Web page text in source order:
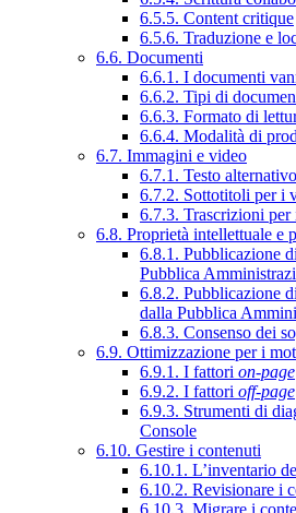
6.5.5. Content critique
6.5.6. Traduzione e
6.6. Documenti
6.6.1. I documenti
6.6.2. Tipi di
6.6.3. Formato di
6.6.4. Modalità di
6.7. Immagini e video
6.7.1. Testo
6.7.2. Sottotitoli per i
6.7.3. Trascrizioni per
6.8. Proprietà intellettuale e
6.8.1. Pubblicazione
Pubblica
6.8.2. Pubblicazione
dalla Pubblica
6.8.3. Consenso dei
6.9. Ottimizzazione per i
6.9.1. I fattori on-page
6.9.2. I fattori off-page
6.9.3. Strumenti di
Console
6.10. Gestire i contenuti
6.10.1. L’inventario
6.10.2. Revisionare i
6.10.3. Migrare i